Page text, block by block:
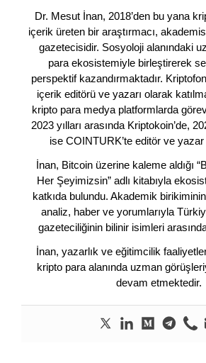
Dr. Mesut İnan, 2018’den bu yana
içerik üreten bir araştırmacı,
gazetecisidir. Sosyoloji alanındaki
para ekosistemiyle birleştirerek
perspektif kazandırmaktadır.
içerik editörü ve yazarı olarak
kripto para medya platformlarda
2023 yılları arasında Kriptokoin’de,
ise COINTURK’te editör ve yazar
İnan, Bitcoin üzerine kaleme aldığı
Her Şeyimizsin” adlı kitabıyla
katkıda bulundu. Akademik
analiz, haber ve yorumlarıyla
gazeteciliğinin bilinir isimleri
İnan, yazarlık ve eğitimcilik
kripto para alanında uzman
devam etmektedir.